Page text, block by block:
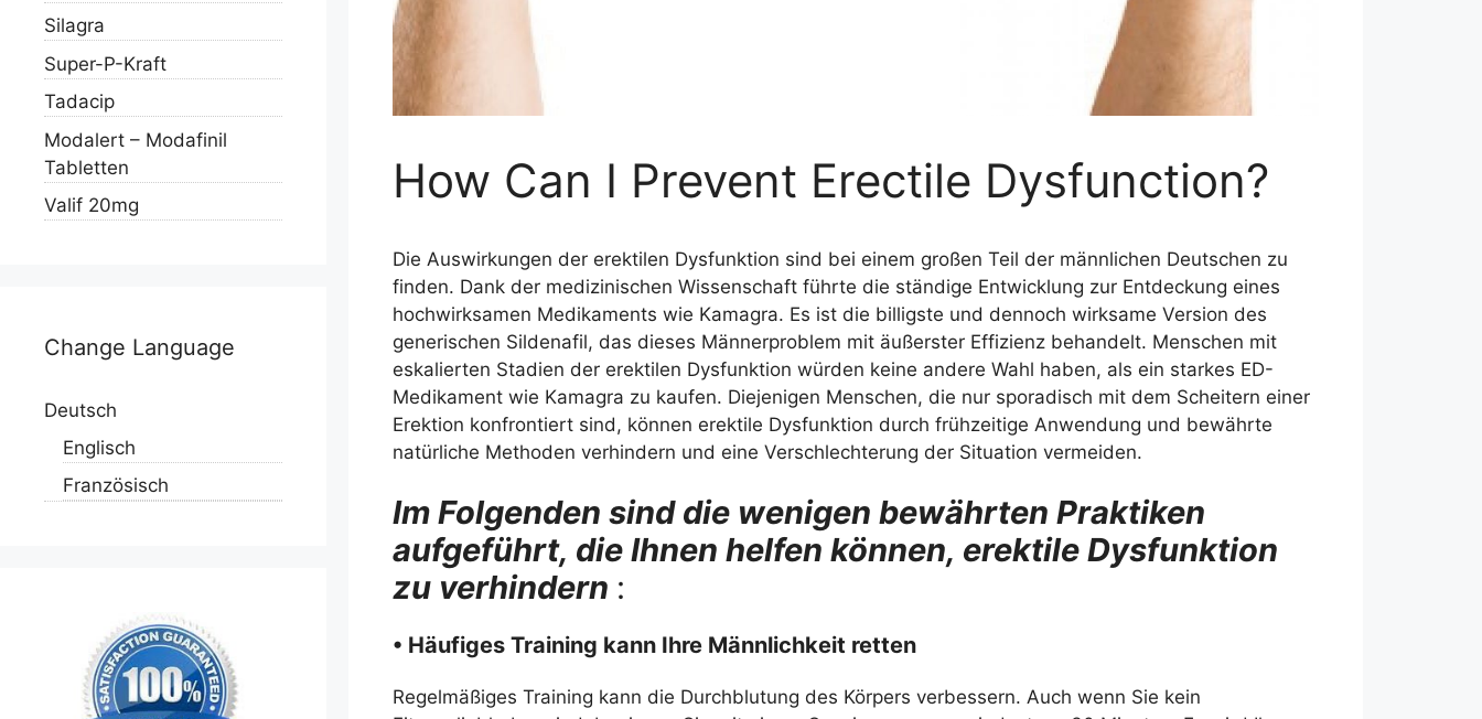
How Can I Prevent Erectile Dysfunction?
Die Auswirkungen der erektilen Dysfunktion sind bei einem großen Teil der männlichen Deutschen zu
finden. Dank der medizinischen Wissenschaft führte die ständige Entwicklung zur Entdeckung eines
hochwirksamen Medikaments wie Kamagra. Es ist die billigste und dennoch wirksame Version des
generischen Sildenafil, das dieses Männerproblem mit äußerster Effizienz behandelt. Menschen mit
eskalierten Stadien der erektilen Dysfunktion würden keine andere Wahl haben, als ein starkes ED-
Medikament wie Kamagra zu kaufen. Diejenigen Menschen, die nur sporadisch mit dem Scheitern einer
Erektion konfrontiert sind, können erektile Dysfunktion durch frühzeitige Anwendung und bewährte
natürliche Methoden verhindern und eine Verschlechterung der Situation vermeiden.
Im Folgenden sind die wenigen bewährten Praktiken
aufgeführt, die Ihnen helfen können, erektile Dysfunktion
zu verhindern :
• Häufiges Training kann Ihre Männlichkeit retten
Regelmäßiges Training kann die Durchblutung des Körpers verbessern. Auch wenn Sie kein
Silagra
Super-P-Kraft
Tadacip
Modalert – Modafinil
Tabletten
Valif 20mg
Change Language
Deutsch
Englisch
Französisch